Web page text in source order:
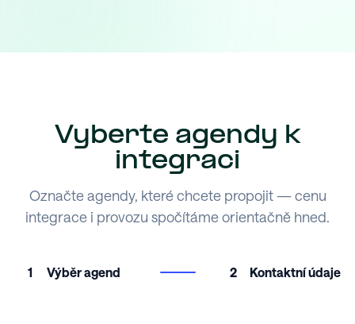
Vyberte agendy k
integraci
Označte agendy, které chcete propojit — cenu
integrace i provozu spočítáme orientačně hned.
1 Výběr agend 2 Kontaktní údaje